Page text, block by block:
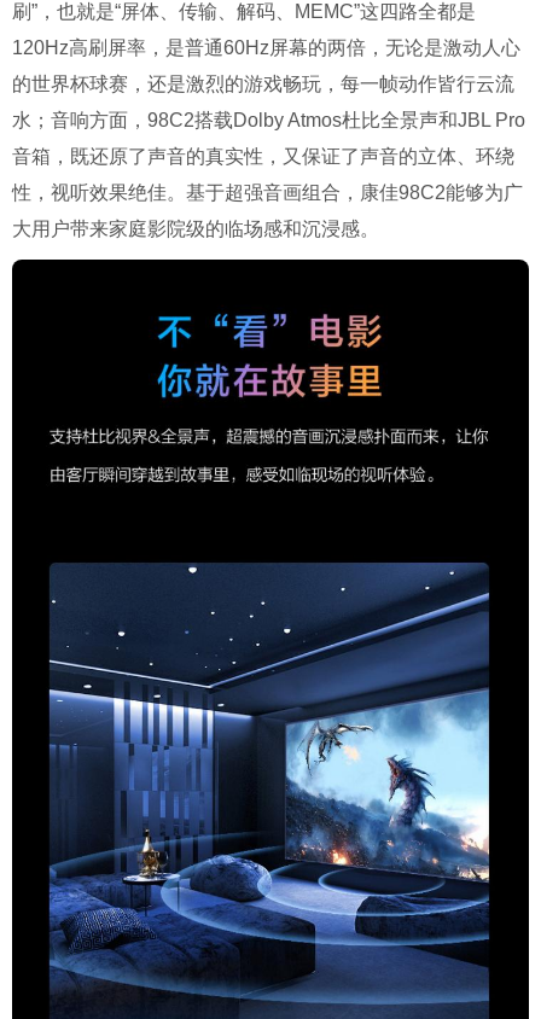
刷”，也就是“屏体、传输、解码、MEMC”这四路全都是
120Hz高刷屏率，是普通60Hz屏幕的两倍，无论是激动人心
的世界杯球赛，还是激烈的游戏畅玩，每一帧动作皆行云流
水；音响方面，98C2搭载Dolby Atmos杜比全景声和JBL Pro
音箱，既还原了声音的真实性，又保证了声音的立体、环绕
性，视听效果绝佳。基于超强音画组合，康佳98C2能够为广
大用户带来家庭影院级的临场感和沉浸感。